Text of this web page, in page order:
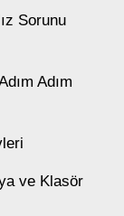
Sorunu
Adım
ve Klasör